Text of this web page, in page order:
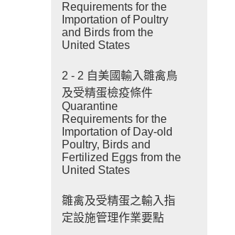
Requirements for the
Importation of Poultry
and Birds from the
United States
2 - 2 自美國輸入雛禽鳥
及受精蛋檢疫條件
Quarantine
Requirements for the
Importation of Day-old
Poultry, Birds and
Fertilized Eggs from the
United States
雛禽及受精蛋之輸入指
定設施管理作業要點